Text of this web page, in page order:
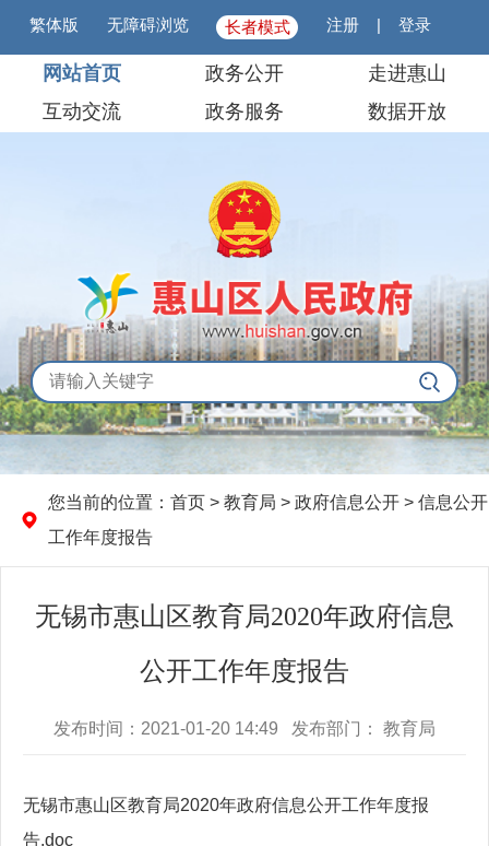
繁体版 无障碍浏览 长者模式 注册 |登录
网站首页 政务公开
走进惠山
互动交流
政务服务 数据开放
您当前的位置： 首页 > 教育局 > 政府信息公开 > 信息公开
工作年度报告
无锡市惠山区教育局2020年政府信息
公开工作年度报告
发布时间：2021-01-20 14:49 发布部门： 教育局
无锡市惠山区教育局2020年政府信息公开工作年度报
告.doc